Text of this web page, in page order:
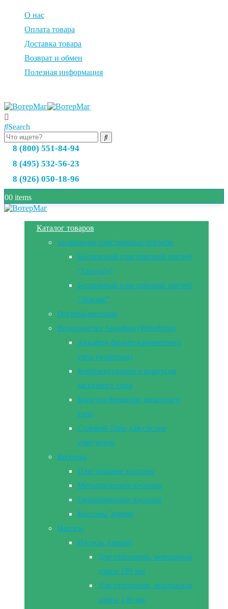
О нас
Оплата товара
Доставка товара
Возврат и обмен
Полезная информация
Search
8 (800) 551-84-94
8 (495) 532-56-23
8 (926) 050-18-96
00 items
Каталог товаров
Бесшовные пластиковые погреба
Бесшовный пластиковый погреб
“Тингард”
Бесшовный пластиковый погреб
“Земляк”
Погреба-кессоны
Водоочистка Аквафор (Waterboss)
Аквафор фильтр кабинетного
типа (waterboss)
Комплектующие к корпусам
засыпного типа
Корпуса фильтров засыпного
типа
Солевой Танк для систем
умягчения
Кессоны
Пластиковые кессоны
Металлические кессоны
Оцинкованные кессоны
Кессоны Земляк
Насосы
Насосы Aquario
Для отопления, монтажная
длина 180 мм
Для отопления, монтажная
длина 130 мм